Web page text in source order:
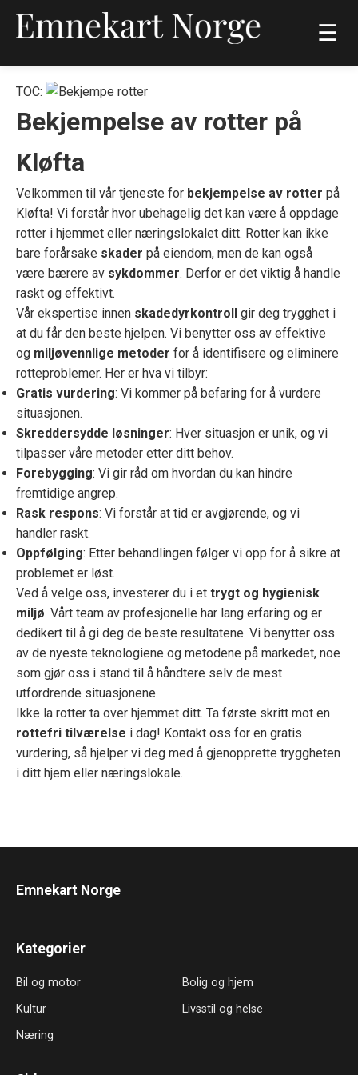
☰
TOC:
Bekjempelse av rotter på
Kløfta
Velkommen til vår tjeneste for bekjempelse av rotter på
Kløfta! Vi forstår hvor ubehagelig det kan være å oppdage
rotter i hjemmet eller næringslokalet ditt. Rotter kan ikke
bare forårsake skader på eiendom, men de kan også
være bærere av sykdommer. Derfor er det viktig å handle
raskt og effektivt.
Vår ekspertise innen skadedyrkontroll gir deg trygghet i
at du får den beste hjelpen. Vi benytter oss av effektive
og miljøvennlige metoder for å identifisere og eliminere
rotteproblemer. Her er hva vi tilbyr:
Gratis vurdering: Vi kommer på befaring for å vurdere
situasjonen.
Skreddersydde løsninger: Hver situasjon er unik, og vi
tilpasser våre metoder etter ditt behov.
Forebygging: Vi gir råd om hvordan du kan hindre
fremtidige angrep.
Rask respons: Vi forstår at tid er avgjørende, og vi
handler raskt.
Oppfølging: Etter behandlingen følger vi opp for å sikre at
problemet er løst.
Ved å velge oss, investerer du i et trygt og hygienisk
miljø. Vårt team av profesjonelle har lang erfaring og er
dedikert til å gi deg de beste resultatene. Vi benytter oss
av de nyeste teknologiene og metodene på markedet, noe
som gjør oss i stand til å håndtere selv de mest
utfordrende situasjonene.
Ikke la rotter ta over hjemmet ditt. Ta første skritt mot en
rottefri tilværelse i dag! Kontakt oss for en gratis
vurdering, så hjelper vi deg med å gjenopprette tryggheten
i ditt hjem eller næringslokale.
Emnekart Norge
Kategorier
Bil og motor
Bolig og hjem
Kultur
Livsstil og helse
Næring